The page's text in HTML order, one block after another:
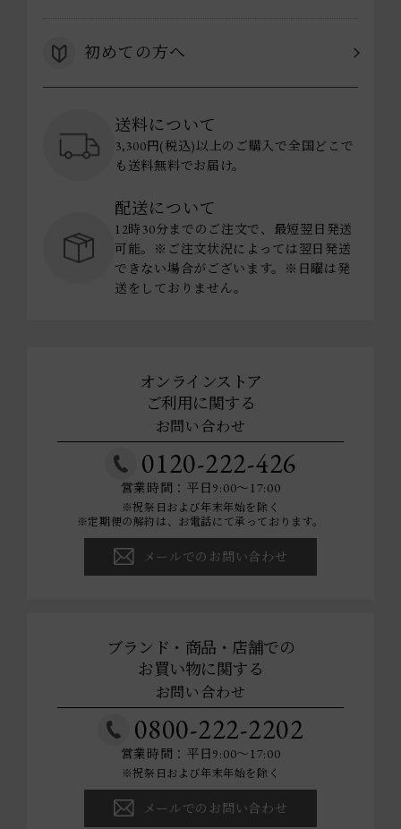
初めての方へ
送料について
3,300円(税込)以上のご購入で全国どこで
も送料無料でお届け。
配送について
12時30分までのご注文で、最短翌日発送
可能。※ご注文状況によっては翌日発送
できない場合がございます。※日曜は発
送をしておりません。
オンラインストア
ご利用に関する
お問い合わせ
0120-222-426
営業時間：平日9:00～17:00
※祝祭日および年末年始を除く
※定期便の解約は、お電話にて承っております。
メールでのお問い合わせ
ブランド・商品・店舗での
お買い物に関する
お問い合わせ
0800-222-2202
営業時間：平日9:00～17:00
※祝祭日および年末年始を除く
メールでのお問い合わせ